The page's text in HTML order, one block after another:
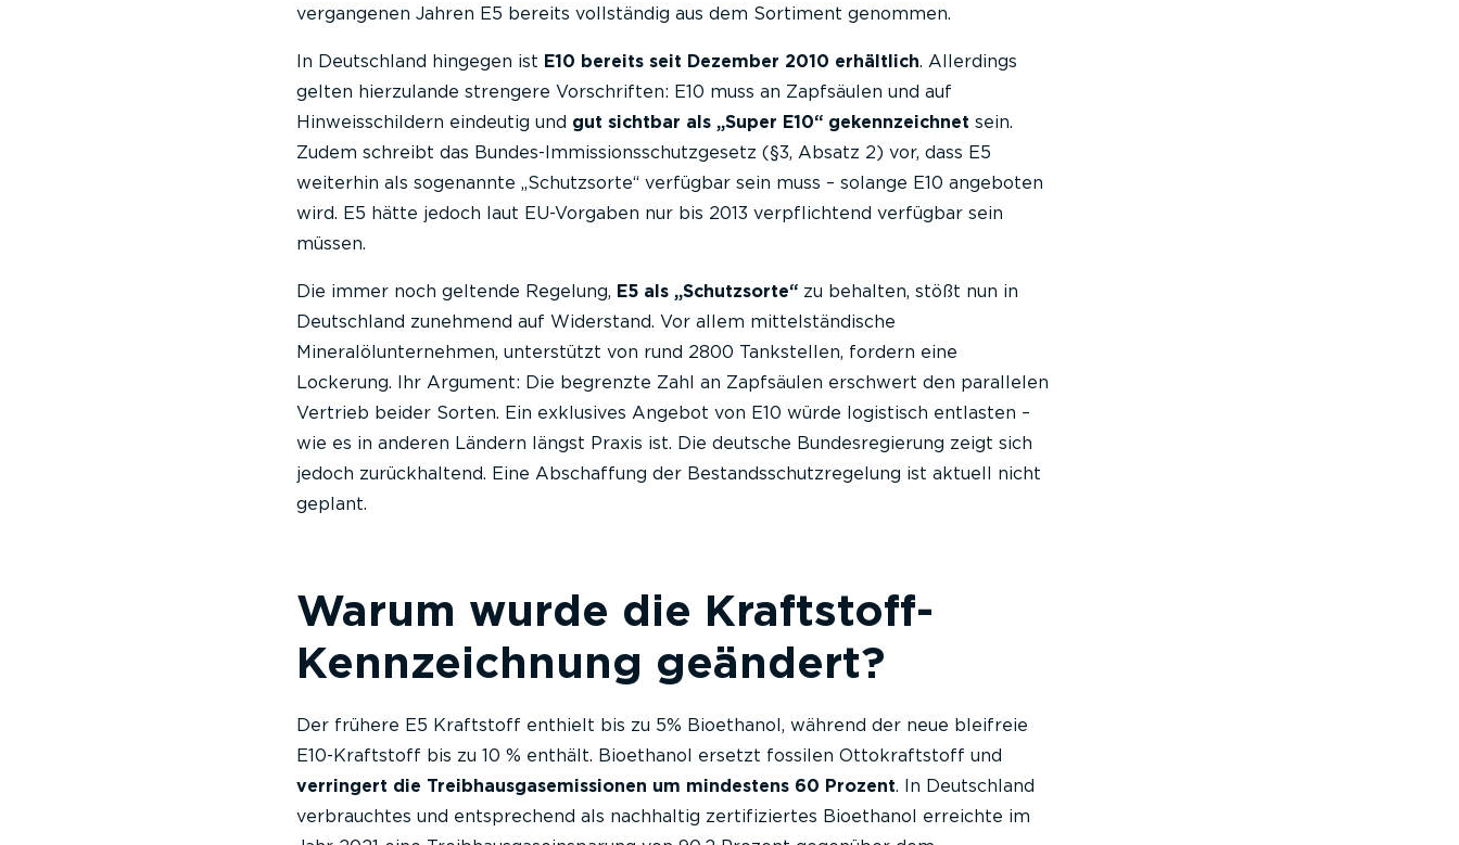
vergangenen Jahren E5 bereits vollständig aus dem Sortiment genommen.
In Deutschland hingegen ist E10 bereits seit Dezember 2010 erhältlich. Allerdings
gelten hierzulande strengere Vorschriften: E10 muss an Zapfsäulen und auf
Hinweisschildern eindeutig und gut sichtbar als „Super E10“ gekennzeichnet sein.
Zudem schreibt das Bundes-Immissionsschutzgesetz (§3, Absatz 2) vor, dass E5
weiterhin als sogenannte „Schutzsorte“ verfügbar sein muss – solange E10 angeboten
wird. E5 hätte jedoch laut EU-Vorgaben nur bis 2013 verpflichtend verfügbar sein
müssen.
Die immer noch geltende Regelung, E5 als „Schutzsorte“zu behalten, stößt nun in
Deutschland zunehmend auf Widerstand. Vor allem mittelständische
Mineralölunternehmen, unterstützt von rund 2800 Tankstellen, fordern eine
Lockerung. Ihr Argument: Die begrenzte Zahl an Zapfsäulen erschwert den parallelen
Vertrieb beider Sorten. Ein exklusives Angebot von E10 würde logistisch entlasten –
wie es in anderen Ländern längst Praxis ist. Die deutsche Bundesregierung zeigt sich
jedoch zurückhaltend. Eine Abschaffung der Bestandsschutzregelung ist aktuell nicht
geplant.
Warum wurde die Kraftstoff-
Kennzeichnung geändert?
Der frühere E5 Kraftstoff enthielt bis zu 5% Bioethanol, während der neue bleifreie
E10-Kraftstoff bis zu 10 % enthält. Bioethanol ersetzt fossilen Ottokraftstoff und
verringert die Treibhausgasemissionen um mindestens 60 Prozent. In Deutschland
verbrauchtes und entsprechend als nachhaltig zertifiziertes Bioethanol erreichte im